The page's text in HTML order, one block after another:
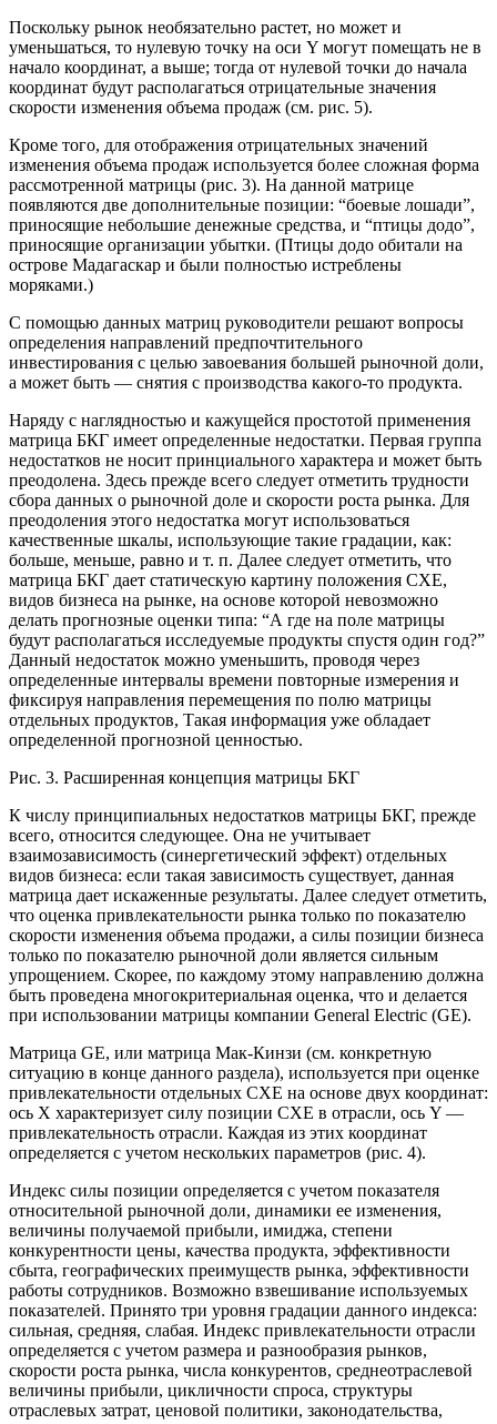
Поскольку рынок необязательно растет, но может и
уменьшаться, то нулевую точку на оси Y могут помещать не в
начало координат, а выше; тогда от нулевой точки до начала
координат будут располагаться отрицательные значения
скорости изменения объема продаж (см. рис. 5).
Кроме того, для отображения отрицательных значений
изменения объема продаж используется более сложная форма
рассмотренной матрицы (рис. 3). На данной матрице
появляются две дополнительные позиции: “боевые лошади”,
приносящие небольшие денежные средства, и “птицы додо”,
приносящие организации убытки. (Птицы додо обитали на
острове Мадагаскар и были полностью истреблены
моряками.)
С помощью данных матриц руководители решают вопросы
определения направлений предпочтительного
инвестирования с целью завоевания большей рыночной доли,
а может быть — снятия с производства какого-то продукта.
Наряду с наглядностью и кажущейся простотой применения
матрица БКГ имеет определенные недостатки. Первая группа
недостатков не носит принциального характера и может быть
преодолена. Здесь прежде всего следует отметить трудности
сбора данных о рыночной доле и скорости роста рынка. Для
преодоления этого недостатка могут использоваться
качественные шкалы, использующие такие градации, как:
больше, меньше, равно и т. п. Далее следует отметить, что
матрица БКГ дает статическую картину положения СХЕ,
видов бизнеса на рынке, на основе которой невозможно
делать прогнозные оценки типа: “А где на поле матрицы
будут располагаться исследуемые продукты спустя один год?”
Данный недостаток можно уменьшить, проводя через
определенные интервалы времени повторные измерения и
фиксируя направления перемещения по полю матрицы
отдельных продуктов, Такая информация уже обладает
определенной прогнозной ценностью.
Рис. 3. Расширенная концепция матрицы БКГ
К числу принципиальных недостатков матрицы БКГ, прежде
всего, относится следующее. Она не учитывает
взаимозависимость (синергетический эффект) отдельных
видов бизнеса: если такая зависимость существует, данная
матрица дает искаженные результаты. Далее следует отметить,
что оценка привлекательности рынка только по показателю
скорости изменения объема продажи, а силы позиции бизнеса
только по показателю рыночной доли является сильным
упрощением. Скорее, по каждому этому направлению должна
быть проведена многокритериальная оценка, что и делается
при использовании матрицы компании General Electric (GE).
Матрица GE, или матрица Мак-Кинзи (см. конкретную
ситуацию в конце данного раздела), используется при оценке
привлекательности отдельных СХЕ на основе двух координат:
ось Х характеризует силу позиции СХЕ в отрасли, ось Y —
привлекательность отрасли. Каждая из этих координат
определяется с учетом нескольких параметров (рис. 4).
Индекс силы позиции определяется с учетом показателя
относительной рыночной доли, динамики ее изменения,
величины получаемой прибыли, имиджа, степени
конкурентности цены, качества продукта, эффективности
сбыта, географических преимуществ рынка, эффективности
работы сотрудников. Возможно взвешивание используемых
показателей. Принято три уровня градации данного индекса:
сильная, средняя, слабая. Индекс привлекательности отрасли
определяется с учетом размера и разнообразия рынков,
скорости роста рынка, числа конкурентов, среднеотраслевой
величины прибыли, цикличности спроса, структуры
отраслевых затрат, ценовой политики, законодательства,